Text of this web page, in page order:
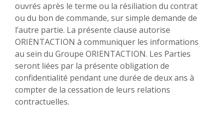
ouvrés après le terme ou la résiliation du contrat
ou du bon de commande, sur simple demande de
l’autre partie. La présente clause autorise
ORIENTACTION à communiquer les informations
au sein du Groupe ORIENTACTION. Les Parties
seront liées par la présente obligation de
confidentialité pendant une durée de deux ans à
compter de la cessation de leurs relations
contractuelles.